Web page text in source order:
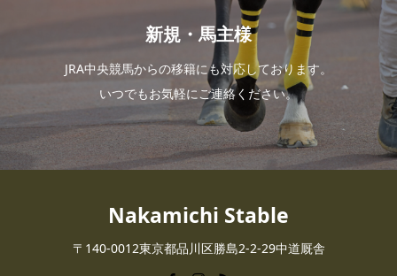
新規・馬主様
JRA中央競馬からの移籍にも対応しております。
いつでもお気軽にご連絡ください。
Nakamichi Stable
〒140-0012東京都品川区勝島2-2-29中道厩舎